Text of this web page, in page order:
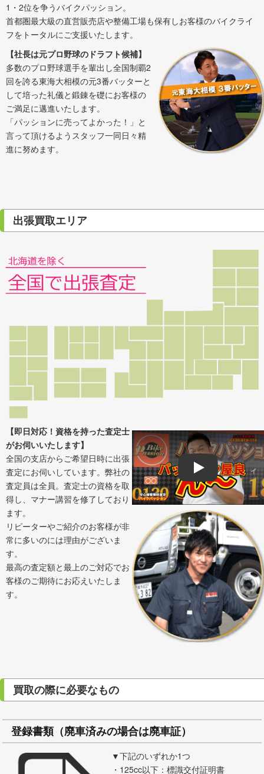
1・2位を争うバイクパッション。
首都圏最大級の直営販売店や整備工場も保有しお客様のバイクライ
フをトータルにご支援いたします。
【社長は元プロ野球のドラフト候補】
多数のプロ野球選手を輩出し全国制覇2
回を誇る東海大相模の元3番バッターと
して培った礼儀と鍛錬を礎にお客様の
ご満足に邁進いたします。
「パッションに売ってよかった！」と
言って頂けるようスタッフ一同日々精
進に努めます。
出張買取エリア
Play
【即日対応！資格を持った査定士
がお伺いいたします】
全国の支店からご希望日時に出張
査定にお伺いしています。弊社の
査定員は全員。査定士の資格を取
得し、マナー講習を修了しており
ます。
リピーターやご紹介のお客様が非
常に多いのには理由がございま
す。
最高の査定額と最上のご対応でお
客様のご期待にお応えいたしま
す。
買取の際に必要なもの
登録書類（廃車済みの場合は廃車証）
▼下記のいずれか1つ
・125cc以下：標識交付証明書